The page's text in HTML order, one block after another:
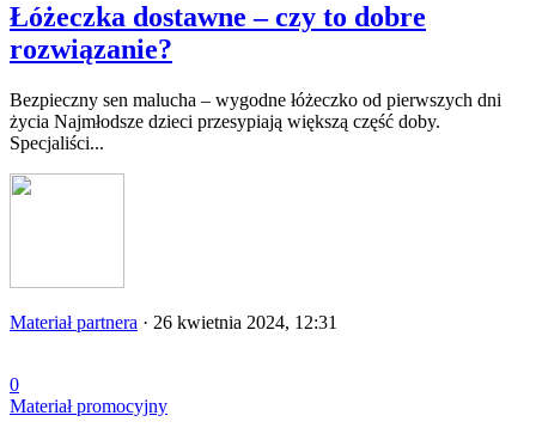
Łóżeczka dostawne – czy to dobre
rozwiązanie?
Bezpieczny sen malucha – wygodne łóżeczko od pierwszych dni
życia Najmłodsze dzieci przesypiają większą część doby.
Specjaliści...
Materiał partnera · 26 kwietnia 2024, 12:31
0
Materiał promocyjny